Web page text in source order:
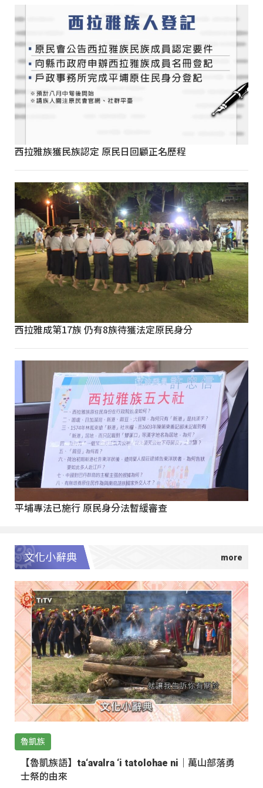
西拉雅族獲民族認定 原民日回顧正名歷程
西拉雅成第17族 仍有8族待獲法定原民身分
平埔專法已施行 原民身分法暫緩審查
文化小辭典
魯凱族
【魯凱族語】ta‘avalra ‘i tatolohae ni｜萬山部落勇
士祭的由來